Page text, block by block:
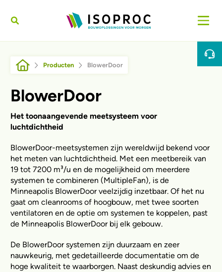
Kruimelpad
Producten BlowerDoor
BlowerDoor
Het toonaangevende meetsysteem voor
luchtdichtheid
BlowerDoor-meetsystemen zijn wereldwijd bekend voor
het meten van luchtdichtheid. Met een meetbereik van
19 tot 7200 m³/u en de mogelijkheid om meerdere
systemen te combineren (MultipleFan), is de
Minneapolis BlowerDoor veelzijdig inzetbaar. Of het nu
gaat om cleanrooms of hoogbouw, met twee soorten
ventilatoren en de optie om systemen te koppelen, past
de Minneapolis BlowerDoor bij elk gebouw.
De BlowerDoor systemen zijn duurzaam en zeer
nauwkeurig, met gedetailleerde documentatie om de
hoge kwaliteit te waarborgen. Naast deskundig advies en